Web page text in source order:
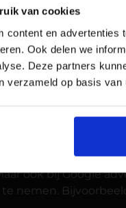
van cookies
content en
Ook delen we
Deze partners
verzameld op basis
In deze
toepassen.
beïnvloed
ook bij Google
nemen.